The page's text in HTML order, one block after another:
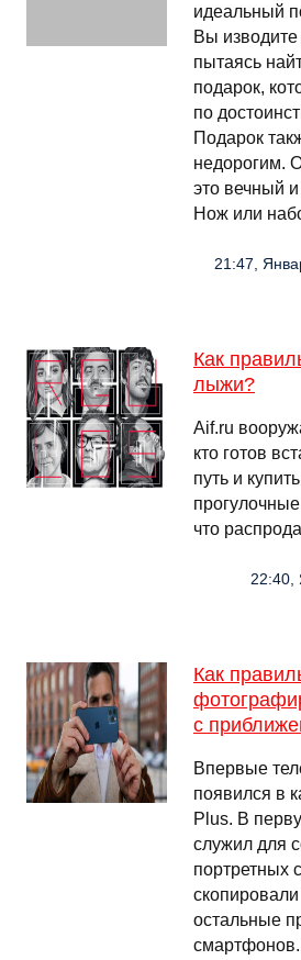
идеальный
Вы
пытаясь
подарок,
по
Подарок
недорогим.
это вечный
Нож или
21:47,
Как
лыжи?
Aif.ru
кто готов
путь и
что
22:40,
Как
с
Впервые
появился в
Plus. В
служил для
портретных
остальные